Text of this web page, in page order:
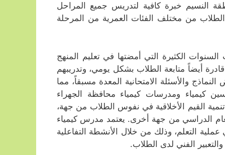
النسيم خبرة كافية لتدريس جميع المراحل
من مختلف الفئات العمرية من المرحلة
الكثيرة التي أمضتها في تعليم المنهج
أيضاً متابعة الطلاب بشكل يومي، وتدريبهم
والأسئلة الامتحانية المعدة مسبقاً، مما
كيمياء ومدرسات كيمياء محافظة الجهراء
تنمية القيم الأخلاقية في نفوس الطلاب من جهة،
الدراسي من جهة أخرى. يعتمد مدرس كيمياء
التعلم، وذلك من خلال الأنشطة التفاعلية
الفني لدى الطلاب.